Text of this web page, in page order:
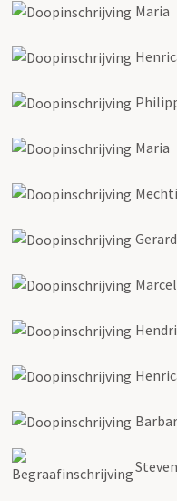
Maria
Maria
Steven